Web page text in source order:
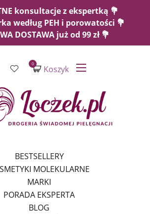
konsultacje z ekspertką 💐
według PEH i porowatości 💐
DOSTAWA już od 99 zł 💐
Koszyk
0
BESTSELLERY
MOLEKULARNE
MARKI
PORADA EKSPERTA
BLOG